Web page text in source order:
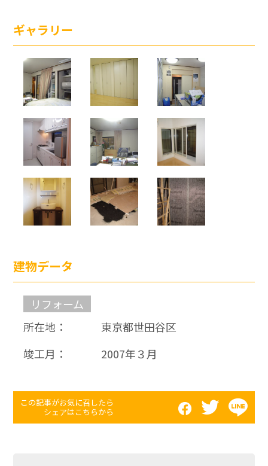
ギャラリー
建物データ
リフォーム
所在地：
東京都世田谷区
竣工月：
2007年３月
この記事がお気に召したら
シェアはこちらから